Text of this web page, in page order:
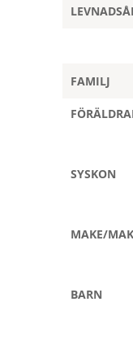
FAMILJ
SYSKON
MAKE/
BARN